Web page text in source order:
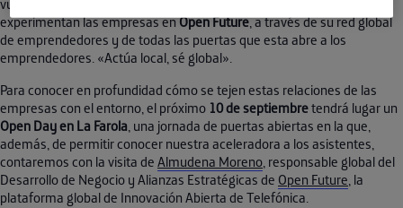
vuelven ellas. Se trata, además, de una de las grandes ventajas que
experimentan las empresas enOpen Future, a través de su red global
de emprendedores y de todas las puertas que esta abre a los
emprendedores. «Actúa local, sé global».
Para conocer en profundidad cómo se tejen estas relaciones de las
empresas con el entorno, el próximo 10 de septiembretendrá lugar un
Open Day en La Farola, una jornada de puertas abiertas en la que,
además, de permitir conocer nuestra aceleradora a los asistentes,
contaremos con la visita de Almudena Moreno, responsable global del
Desarrollo de Negocio y Alianzas Estratégicas de Open Future, la
plataforma global de Innovación Abierta de Telefónica.